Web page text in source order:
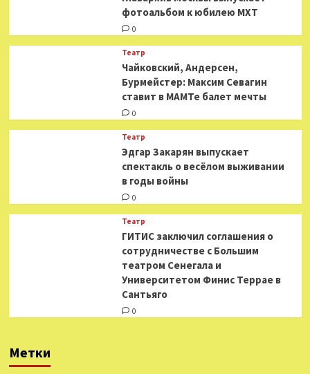
фотоальбом к юбилею МХТ
0
Театр
​​Чайковский, Андерсен,
Бурмейстер: Максим Севагин
ставит в МАМТе балет мечты
0
Театр
Эдгар Закарян выпускает
спектакль о весёлом выживании
в годы войны
0
Театр
ГИТИС заключил соглашения о
сотрудничестве с Большим
театром Сенегала и
Университетом Финис Террае в
Сантьяго
0
Метки